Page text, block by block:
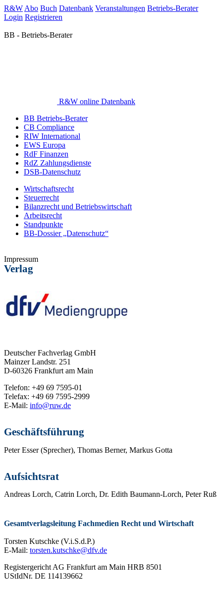
R&W Abo Buch Datenbank Veranstaltungen Betriebs-Berater
Login Registrieren
BB - Betriebs-Berater
R&W online Datenbank
BB Betriebs-Berater
CB Compliance
RIW International
EWS Europa
RdF Finanzen
RdZ Zahlungsdienste
DSB-Datenschutz
Wirtschaftsrecht
Steuerrecht
Bilanzrecht und Betriebswirtschaft
Arbeitsrecht
Standpunkte
BB-Dossier „Datenschutz“
Impressum
Verlag
Deutscher Fachverlag GmbH
Mainzer Landstr. 251
D-60326 Frankfurt am Main
Telefon: +49 69 7595-01
Telefax: +49 69 7595-2999
E-Mail: info@ruw.de
Geschäftsführung
Peter Esser (Sprecher), Thomas Berner, Markus Gotta
Aufsichtsrat
Andreas Lorch, Catrin Lorch, Dr. Edith Baumann-Lorch, Peter Ruß
Gesamtverlagsleitung Fachmedien Recht und Wirtschaft
Torsten Kutschke (V.i.S.d.P.)
E-Mail: torsten.kutschke@dfv.de
Registergericht AG Frankfurt am Main HRB 8501
UStIdNr. DE 114139662